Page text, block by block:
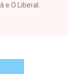
e O Liberal.